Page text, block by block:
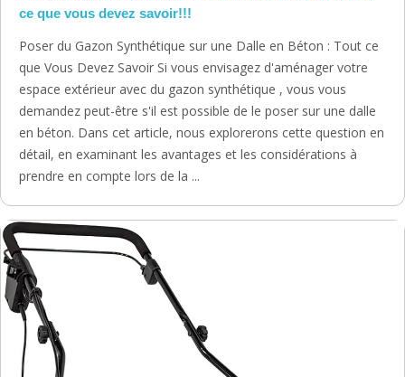
ce que vous devez savoir!!!
Poser du Gazon Synthétique sur une Dalle en Béton : Tout ce
que Vous Devez Savoir Si vous envisagez d'aménager votre
espace extérieur avec du gazon synthétique , vous vous
demandez peut-être s'il est possible de le poser sur une dalle
en béton. Dans cet article, nous explorerons cette question en
détail, en examinant les avantages et les considérations à
prendre en compte lors de la ...